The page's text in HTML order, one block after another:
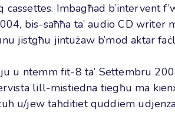
Imbagħad b’intervent
bis-saħħa ta’ audio CD
jistgħu jintużaw b’mod aktar
u ntemm fit-8 ta’ Settembru
lill-mistiedna tiegħu ma
u/jew taħditiet quddiem